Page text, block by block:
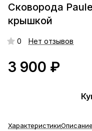
Сковорода
крышкой
0 Нет отзывов
3 900 ₽
ХарактеристикиОписание